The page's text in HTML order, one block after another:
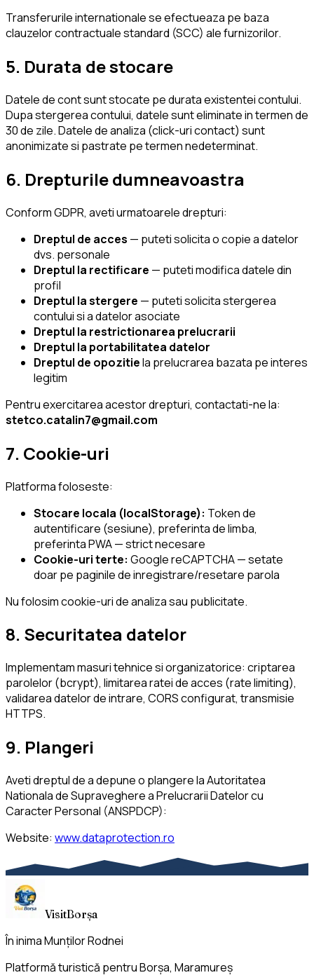
Transferurile internationale se efectueaza pe baza
clauzelor contractuale standard (SCC) ale furnizorilor.
5. Durata de stocare
Datele de cont sunt stocate pe durata existentei contului.
Dupa stergerea contului, datele sunt eliminate in termen de
30 de zile. Datele de analiza (click-uri contact) sunt
anonimizate si pastrate pe termen nedeterminat.
6. Drepturile dumneavoastra
Conform GDPR, aveti urmatoarele drepturi:
Dreptul de acces — puteti solicita o copie a datelor
dvs. personale
Dreptul la rectificare — puteti modifica datele din
profil
Dreptul la stergere — puteti solicita stergerea
contului si a datelor asociate
Dreptul la restrictionarea prelucrarii
Dreptul la portabilitatea datelor
Dreptul de opozitiela prelucrarea bazata pe interes
legitim
Pentru exercitarea acestor drepturi, contactati-ne la:
stetco.catalin7@gmail.com
7. Cookie-uri
Platforma foloseste:
Stocare locala (localStorage): Token de
autentificare (sesiune), preferinta de limba,
preferinta PWA — strict necesare
Cookie-uri terte: Google reCAPTCHA — setate
doar pe paginile de inregistrare/resetare parola
Nu folosim cookie-uri de analiza sau publicitate.
8. Securitatea datelor
Implementam masuri tehnice si organizatorice: criptarea
parolelor (bcrypt), limitarea ratei de acces (rate limiting),
validarea datelor de intrare, CORS configurat, transmisie
HTTPS.
9. Plangeri
Aveti dreptul de a depune o plangere la Autoritatea
Nationala de Supraveghere a Prelucrarii Datelor cu
Caracter Personal (ANSPDCP):
Website: www.dataprotection.ro
VisitBorșa
În inima Munților Rodnei
Platformă turistică pentru Borșa, Maramureș